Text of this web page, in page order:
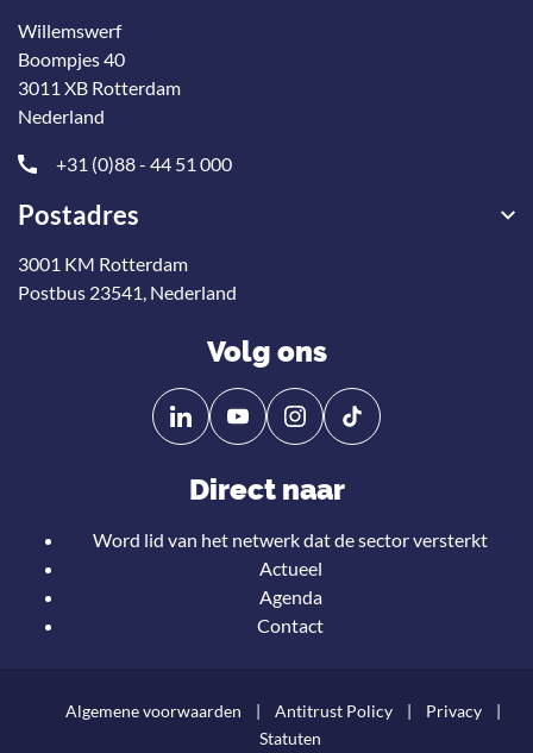
Willemswerf
Boompjes 40
3011 XB Rotterdam
Nederland
+31 (0)88 - 44 51 000
Postadres
3001 KM Rotterdam
Postbus 23541, Nederland
Volg ons
Volg
ons
Linkedin
Volg
ons
YouTube
Direct naar
Word lid van het netwerk dat de sector versterkt
Actueel
Agenda
Contact
Algemene voorwaarden Antitrust Policy
Privacy
Statuten